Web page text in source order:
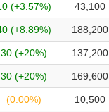
(+3.57%) 43,100
(+8.89%) 188,200
30 (+20%) 137,200
30 (+20%) 169,600
(0.00%) 10,500